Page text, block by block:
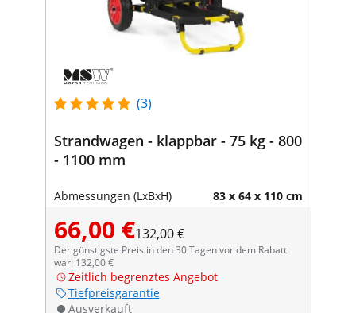
(3)
Strandwagen - klappbar - 75 kg - 800
- 1100 mm
Abmessungen (LxBxH) 83 x 64 x 110 cm
66,00 €132,00 €
Der günstigste Preis in den 30 Tagen vor dem Rabatt
war: 132,00 €
Zeitlich begrenztes Angebot
Tiefpreisgarantie
Ausverkauft